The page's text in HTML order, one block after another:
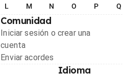
L M N O P Q
Comunidad
Iniciar sesión o crear una
cuenta
Enviar acordes
Idioma